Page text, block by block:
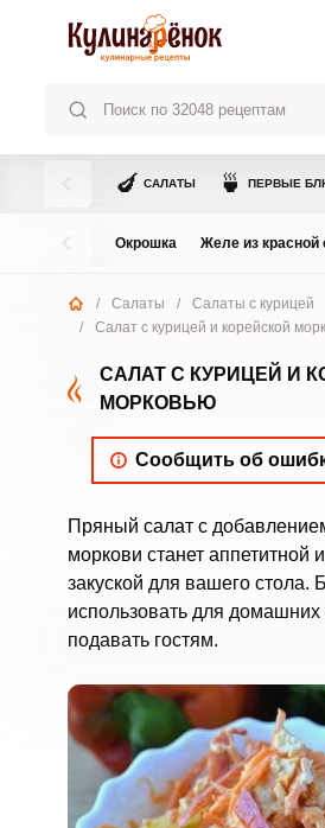
🍆 САЛАТЫ 🍵 ПЕРВЫЕ
Окрошка Желе из
/ Салаты /
Салаты с курицей
/
Салат с курицей и корейской
САЛАТ С КУРИЦЕЙ И
МОРКОВЬЮ
Сообщить об
Пряный салат с
моркови станет аппетитной
закуской для вашего
использовать для
подавать гостям.